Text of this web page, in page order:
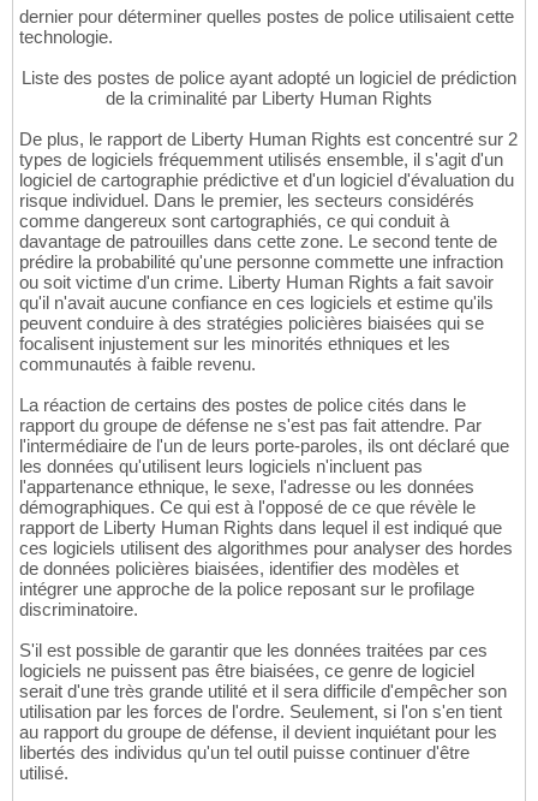
dernier pour déterminer quelles postes de police utilisaient cette
technologie.
Liste des postes de police ayant adopté un logiciel de prédiction
de la criminalité par Liberty Human Rights
De plus, le rapport de Liberty Human Rights est concentré sur 2
types de logiciels fréquemment utilisés ensemble, il s'agit d'un
logiciel de cartographie prédictive et d'un logiciel d'évaluation du
risque individuel. Dans le premier, les secteurs considérés
comme dangereux sont cartographiés, ce qui conduit à
davantage de patrouilles dans cette zone. Le second tente de
prédire la probabilité qu'une personne commette une infraction
ou soit victime d'un crime. Liberty Human Rights a fait savoir
qu'il n'avait aucune confiance en ces logiciels et estime qu'ils
peuvent conduire à des stratégies policières biaisées qui se
focalisent injustement sur les minorités ethniques et les
communautés à faible revenu.
La réaction de certains des postes de police cités dans le
rapport du groupe de défense ne s'est pas fait attendre. Par
l'intermédiaire de l'un de leurs porte-paroles, ils ont déclaré que
les données qu'utilisent leurs logiciels n'incluent pas
l'appartenance ethnique, le sexe, l'adresse ou les données
démographiques. Ce qui est à l'opposé de ce que révèle le
rapport de Liberty Human Rights dans lequel il est indiqué que
ces logiciels utilisent des algorithmes pour analyser des hordes
de données policières biaisées, identifier des modèles et
intégrer une approche de la police reposant sur le profilage
discriminatoire.
S'il est possible de garantir que les données traitées par ces
logiciels ne puissent pas être biaisées, ce genre de logiciel
serait d'une très grande utilité et il sera difficile d'empêcher son
utilisation par les forces de l'ordre. Seulement, si l'on s'en tient
au rapport du groupe de défense, il devient inquiétant pour les
libertés des individus qu'un tel outil puisse continuer d'être
utilisé.